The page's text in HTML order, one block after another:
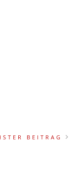
BEITRAG